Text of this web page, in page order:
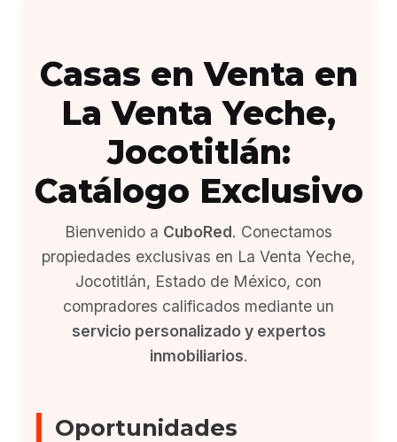
Casas en Venta en
La Venta Yeche,
Jocotitlán:
Catálogo Exclusivo
Bienvenido a CuboRed. Conectamos
propiedades exclusivas en La Venta Yeche,
Jocotitlán, Estado de México, con
compradores calificados mediante un
servicio personalizado y expertos
inmobiliarios.
Oportunidades